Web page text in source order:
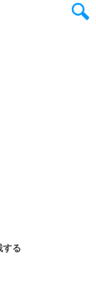
する